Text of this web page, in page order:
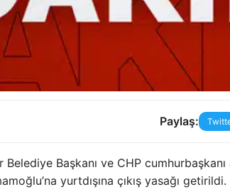
Paylaş:
Başkanı ve CHP cumhurbaşkanı
yurtdışına çıkış yasağı getirildi.